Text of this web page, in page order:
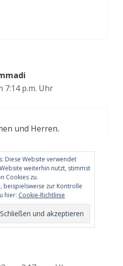
7:14 p.m. Uhr
und Herren,
die sind im
Sie mir.
Diese Website verwendet
weiterhin nutzt, stimmst
Cookies zu.
beispielsweise zur Kontrolle
hier: Cookie-Richtlinie